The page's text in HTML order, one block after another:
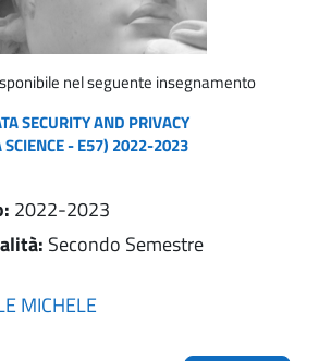
nel seguente insegnamento
SECURITY AND PRIVACY
SCIENCE - E57) 2022-2023
: 2022-2023
: Secondo Semestre
MICHELE